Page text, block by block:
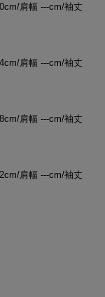
肩幅 ---cm/袖丈
肩幅 ---cm/袖丈
肩幅 ---cm/袖丈
肩幅 ---cm/袖丈